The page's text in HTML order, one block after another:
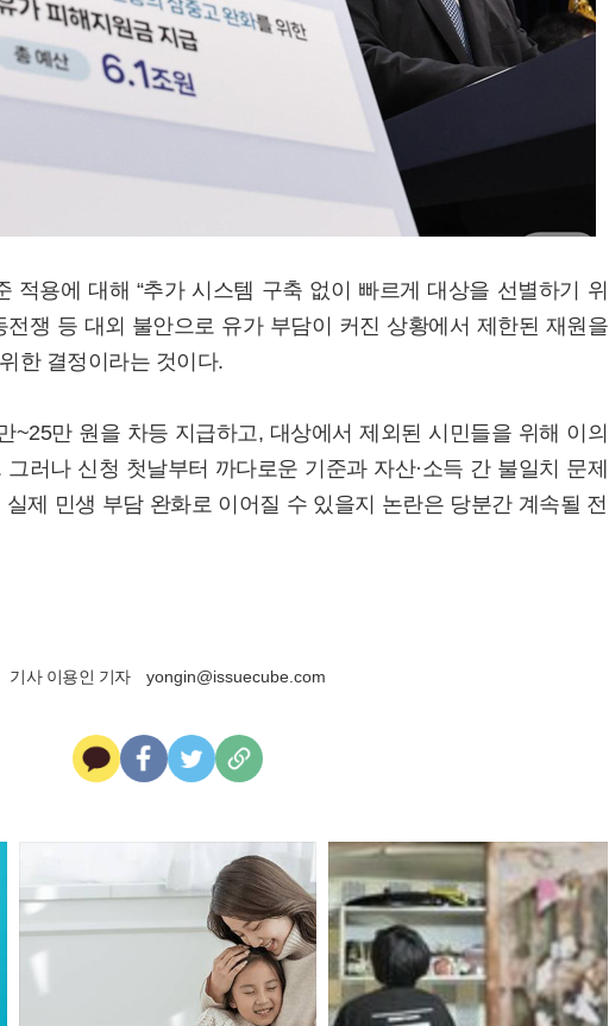
적용에 대해 “추가 시스템 구축 없이 빠르게 대상을 선별하기 위
전쟁 등 대외 불안으로 유가 부담이 커진 상황에서 제한된 재원을
한 결정이라는 것이다.
~25만 원을 차등 지급하고, 대상에서 제외된 시민들을 위해 이의
러나 신청 첫날부터 까다로운 기준과 자산·소득 간 불일치 문제
제 민생 부담 완화로 이어질 수 있을지 논란은 당분간 계속될 전
기사 이용인 기자 yongin@issuecube.com
톡
북
복
사